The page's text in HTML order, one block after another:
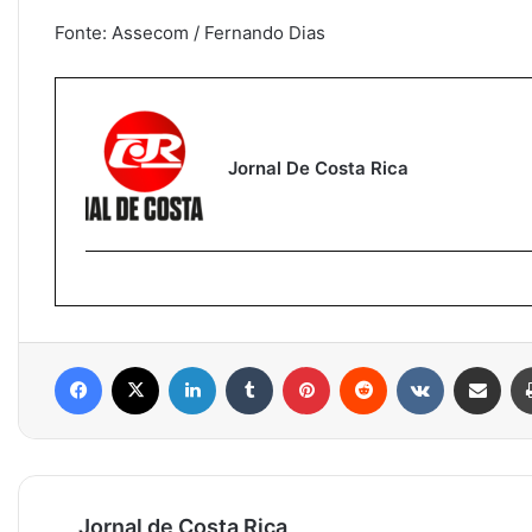
Fonte: Assecom / Fernando Dias
Jornal De Costa Rica
Facebook Linkedin Tumblr Pinterest Reddit Compartilhar via e-mail
Jornal de Costa Rica